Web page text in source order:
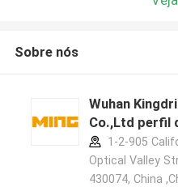
Sobre nós
Wuhan
Co.,Ltd perfil
1-2-905
Optical Valley
430074, China